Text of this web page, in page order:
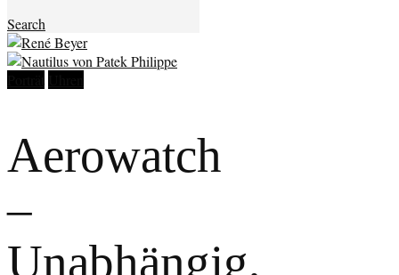
Search
Aerowatch
–
Unabhängig,